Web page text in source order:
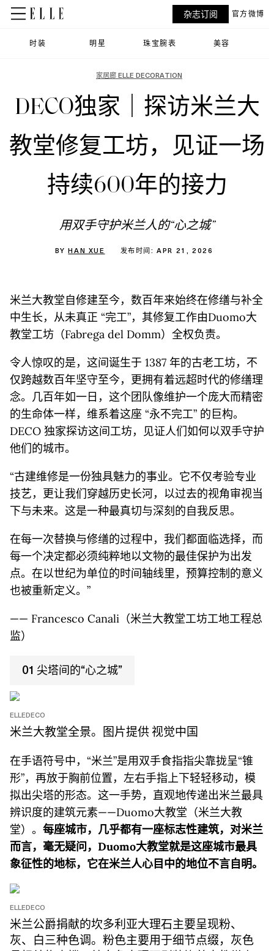
时装 明星 珠宝腕表 美容
杂志订阅 官方微博
家居廊 ELLE DECORATION
DECO独家｜探访米兰大
教堂修复工坊，见证一场
持续600年的接力
用双手守护米兰人的“心之城”
BYHAN XUE 发布时间: APR 21, 2026
米兰大教堂自修建至今，数百年来始终在修缮与补全
中生长，从未真正 “完工”，其修复工作由Duomo大
教堂工坊（Fabrega del Domm）全权负责。
令人惊叹的是，这间诞生于 1387 年的古老工坊，不
仅跨越数百年坚守至今，更拥有着远超时代的修缮理
念。几百年如一日，这个团队像维护一个庞大而精密
的生命体一样，维系着这座 “永不完工” 的巨构。
DECO 独家探访这间工坊，见证人们如何以双手守护
他们的城市。
“古建维修是一份独具魅力的事业。它不仅考验专业
技艺，更让我们穿越历史长河，以过去的视角审视当
下与未来。这是一种最真切与深刻的自我反思。
在每一次替换与修缮的过程中，我们都面临选择，而
每一个决定都必须纯粹地以文物的最佳保护为出发
点。在以世纪为单位的时间轴线里，预算控制的意义
也被重新定义。”
—— Francesco Canali（米兰大教堂工坊工地工程总
监）
01 尖塔间的“心之城”
ELLEDECO
米兰大教堂全景。图片提供 视觉中国
在手语符号中，“米兰”是用双手食指指尖靠拢呈“锥
形”，再放于胸前位置，左右手指上下轻轻移动，模
拟出尖塔的形态。这一手势，直观地传递出米兰最具
辨识度的建筑元素——Duomo大教堂（米兰大教
堂）。 每座城市，几乎都有一座标志性建筑，对米兰
而言，毫无疑问，Duomo大教堂就是这座城市最具
象征性的地标，它在米兰人心目中的地位不言自明。
ELLEDECO
米兰公爵捐献的坎多利亚大理石主要呈现粉、
灰、白三种色调。粉色主要用于细节点缀，灰色